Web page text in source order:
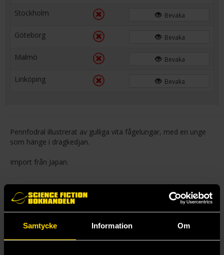
Samtycke Information Om
Stockholm Bevaka
Göteborg Bevaka
Malmö Bevaka
Linköping Bevaka
Pennfodral illustrerat av gulliga vita fågelungar, med en unge
som hänge i dragkedjan.
Import från Japan.
Mer från Kamio Japan Inc